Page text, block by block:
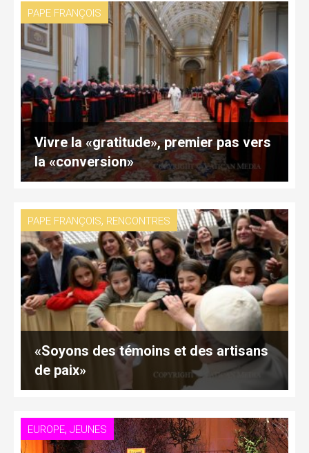
PAPE FRANÇOIS
Vivre la «gratitude», premier pas vers
la «conversion»
PAPE FRANÇOIS, RENCONTRES
«Soyons des témoins et des artisans
de paix»
EUROPE, JEUNES